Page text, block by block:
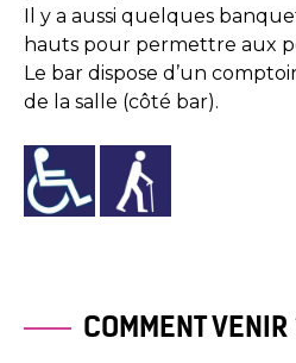
Il y a aussi quelques
hauts pour permettre aux
Le bar dispose d’un
de la salle (côté bar).
COMMENT VENIR